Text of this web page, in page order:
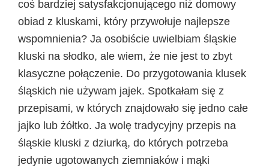
coś bardziej satysfakcjonującego niż domowy
obiad z kluskami, który przywołuje najlepsze
wspomnienia? Ja osobiście uwielbiam śląskie
kluski na słodko, ale wiem, że nie jest to zbyt
klasyczne połączenie. Do przygotowania klusek
śląskich nie używam jajek. Spotkałam się z
przepisami, w których znajdowało się jedno całe
jajko lub żółtko. Ja wolę tradycyjny przepis na
śląskie kluski z dziurką, do których potrzeba
jedynie ugotowanych ziemniaków i mąki